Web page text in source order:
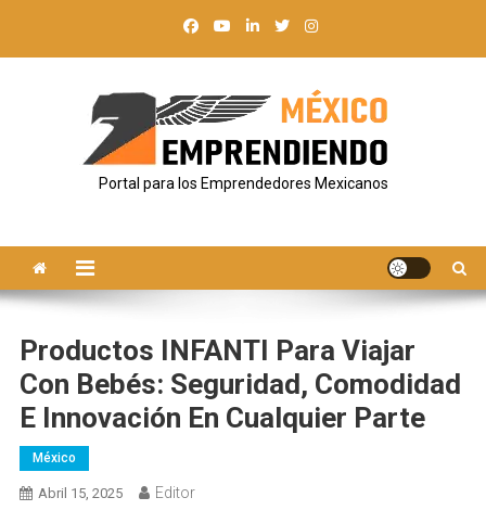
Portal para los Emprendedores Mexicanos
Productos INFANTI Para Viajar
Con Bebés: Seguridad, Comodidad
E Innovación En Cualquier Parte
México
Abril 15, 2025 Editor